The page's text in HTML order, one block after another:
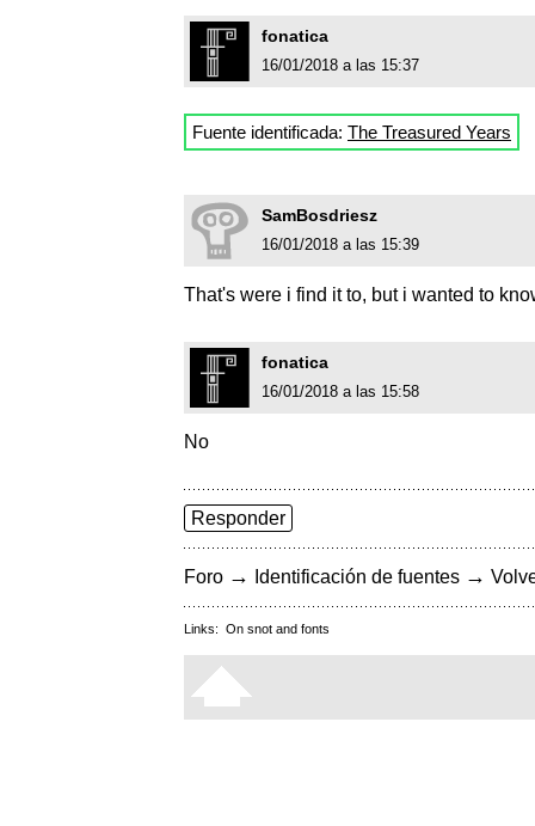
fonatica
16/01/2018 a las 15:37
Fuente identificada: The Treasured Years
SamBosdriesz
16/01/2018 a las 15:39
That's were i find it to, but i wanted to
fonatica
16/01/2018 a las 15:58
No
Responder
Foro → Identificación de fuentes →
Links: On snot and fonts